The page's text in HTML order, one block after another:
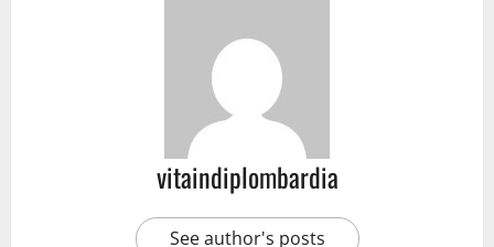
vitaindiplombardia
See author's posts